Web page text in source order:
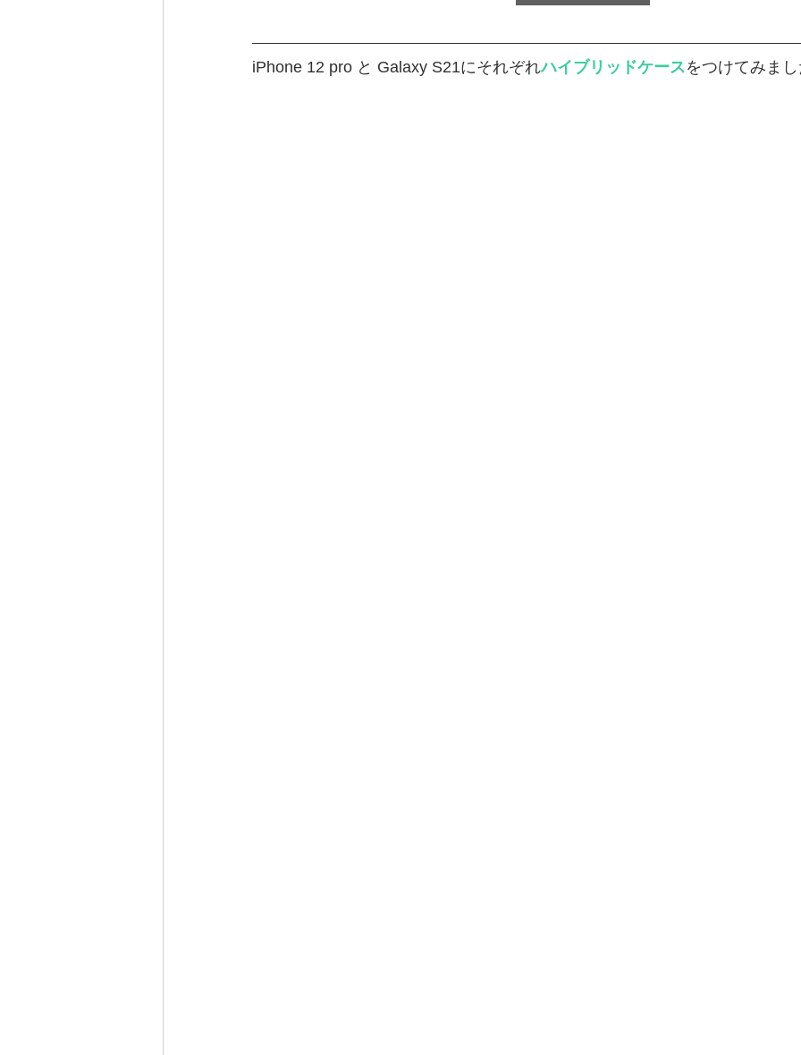
iPhone 12 pro と Galaxy S21にそれぞれハイブリッドケースをつけてみま